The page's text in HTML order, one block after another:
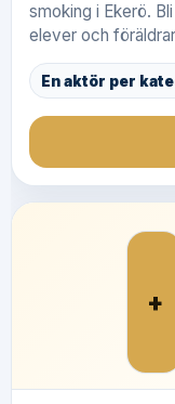
smoking i Ekerö.
elever och
En aktör per
+